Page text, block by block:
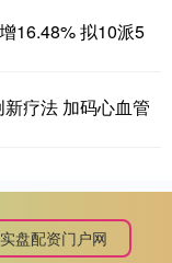
16.48% 拟10派5
疗法 加码心血管
盘配资门户网